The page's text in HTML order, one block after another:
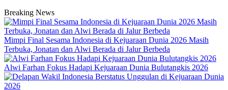
Breaking News
Mimpi Final Sesama Indonesia di Kejuaraan Dunia 2026 Masih
Terbuka, Jonatan dan Alwi Berada di Jalur Berbeda
Alwi Farhan Fokus Hadapi Kejuaraan Dunia Bulutangkis 2026